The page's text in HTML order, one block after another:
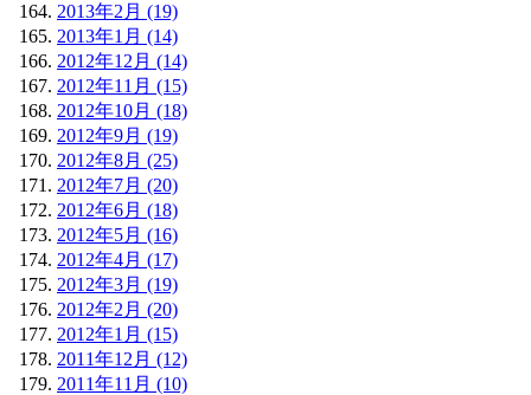
2013年2月 (19)
2013年1月 (14)
2012年12月 (14)
2012年11月 (15)
2012年10月 (18)
2012年9月 (19)
2012年8月 (25)
2012年7月 (20)
2012年6月 (18)
2012年5月 (16)
2012年4月 (17)
2012年3月 (19)
2012年2月 (20)
2012年1月 (15)
2011年12月 (12)
2011年11月 (10)